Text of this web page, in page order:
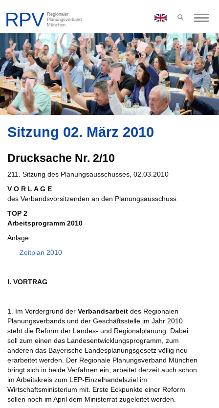
Toggle
Sitzung 02. März 2010
Drucksache Nr. 2/10
211. Sitzung des Planungsausschusses, 02.03.2010
V O R L A G E
des Verbandsvorsitzenden an den Planungsausschuss
TOP 2
Arbeitsprogramm 2010
Anlage:
Zeitplan 2010
I. VORTRAG
1. Im Vordergrund der Verbandsarbeit des Regionalen
Planungsverbands und der Geschäftsstelle im Jahr 2010
steht die Reform der Landes- und Regionalplanung. Dabei
soll zum einen das Landesentwicklungsprogramm, zum
anderen das Bayerische Landesplanungsgesetz völlig neu
erarbeitet werden. Der Regionale Planungsverband München
bringt sich in beide Verfahren ein, arbeitet derzeit auch schon
im Arbeitskreis zum LEP-Einzelhandelsziel im
Wirtschaftsministerium mit. Erste Eckpunkte einer Reform
sollen noch im April dem Ministerrat zugeleitet werden.